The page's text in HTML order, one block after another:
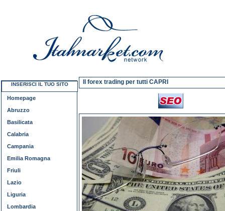
Il forex trading per tutti CAPRI
INSERISCI IL TUO SITO
Homepage
Abruzzo
Basilicata
Calabria
Campania
Emilia Romagna
Friuli
Lazio
Liguria
Lombardia